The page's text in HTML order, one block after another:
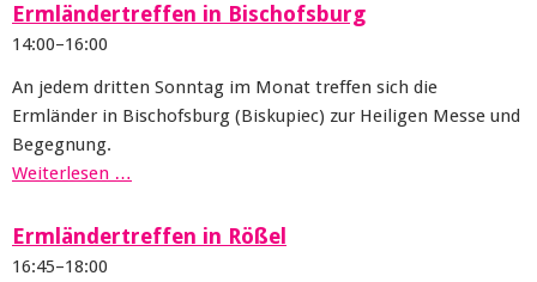
Ermländertreffen in Bischofsburg
14:00–16:00
An jedem dritten Sonntag im Monat treffen sich die
Ermländer in Bischofsburg (Biskupiec) zur Heiligen Messe und
Begegnung.
Weiterlesen …
Ermländertreffen in Rößel
16:45–18:00